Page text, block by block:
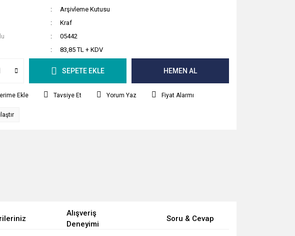
Arşivleme Kutusu
Kraf
05442
83,85 TL + KDV
SEPETE EKLE HEMEN AL
Tavsiye Et Yorum Yaz Fiyat Alarmı
Alışveriş
Deneyimi
Soru & Cevap